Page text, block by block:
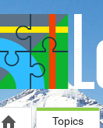
Topics